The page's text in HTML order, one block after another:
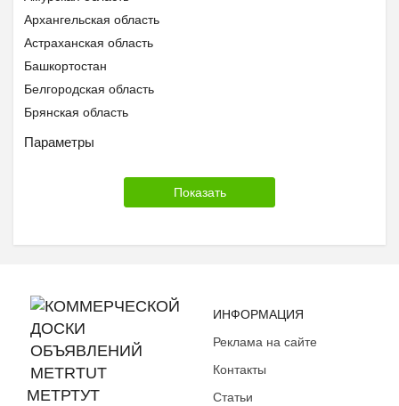
Архангельская область
Астраханская область
Башкортостан
Белгородская область
Брянская область
Бурятия
Волгоградская область
Вологодская область
Забайкальский край
Ивановская область
Ингушетия
Иркутская область
Кабардино-Балкария
Параметры
МЕТРТУТ
ИНФОРМАЦИЯ
Реклама на сайте
Контакты
Статьи